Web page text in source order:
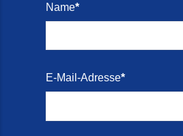
Name*
E-Mail-Adresse*